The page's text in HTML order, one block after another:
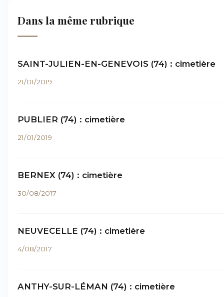
Dans la même rubrique
SAINT-JULIEN-EN-GENEVOIS (74) : cimetière
21/01/2019
PUBLIER (74) : cimetière
21/01/2019
BERNEX (74) : cimetière
30/08/2017
NEUVECELLE (74) : cimetière
4/08/2017
ANTHY-SUR-LÉMAN (74) : cimetière